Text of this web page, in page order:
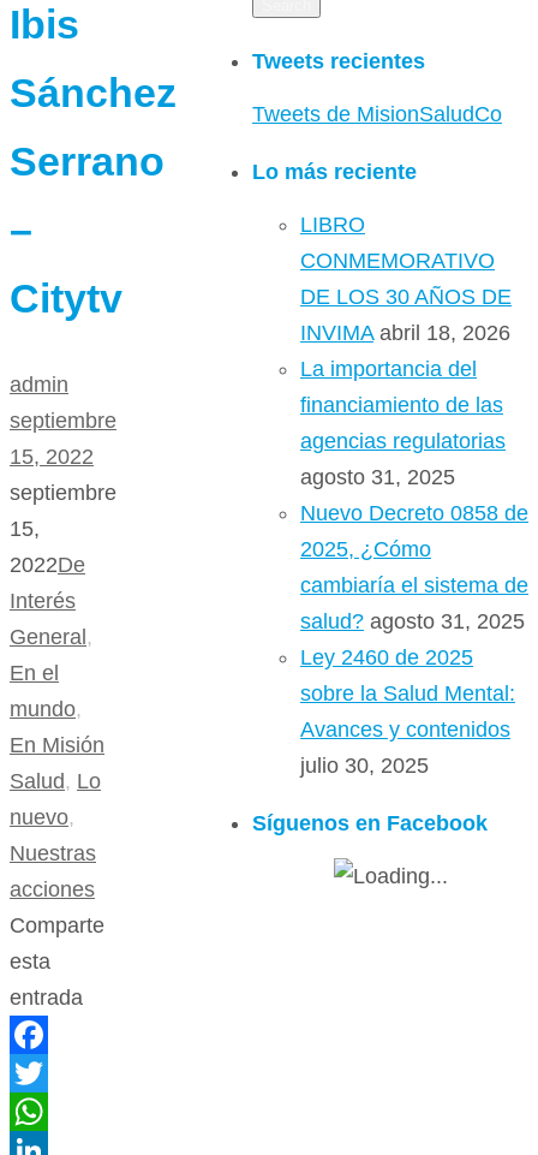
Ibis
Sánchez
Serrano
–
Citytv
admin
septiembre
15, 2022
septiembre
15,
2022De
Interés
General ,
En el
mundo,
En Misión
Salud , Lo
nuevo,
Nuestras
acciones
Comparte
esta
entrada
Facebook
Twitter
Tweets recientes
Tweets de MisionSaludCo
Lo más reciente
LIBRO
CONMEMORATIVO
DE LOS 30 AÑOS DE
INVIMA abril 18, 2026
La importancia del
financiamiento de las
agencias regulatorias
agosto 31, 2025
Nuevo Decreto 0858 de
2025, ¿Cómo
cambiaría el sistema de
salud? agosto 31, 2025
Ley 2460 de 2025
sobre la Salud Mental:
Avances y contenidos
julio 30, 2025
Síguenos en Facebook